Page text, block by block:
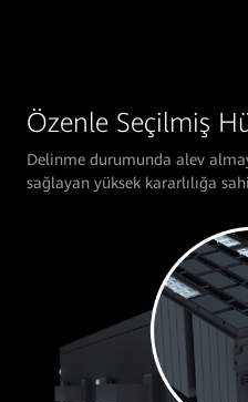
Özenle Seçilmiş
Delinme durumunda alev
sağlayan yüksek kararlılığa